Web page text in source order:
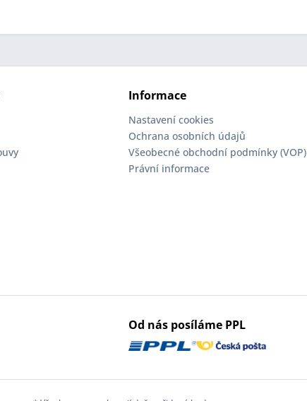
Informace
Nastavení cookies
Ochrana osobních údajů
Všeobecné obchodní podmínky (VOP)
Právní informace
Od nás posíláme PPL